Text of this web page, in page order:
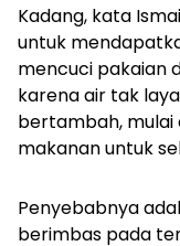
Kadang, kata
untuk
mencuci pakaian
karena air tak
bertambah, mulai
makanan untuk
Penyebabnya
berimbas pada